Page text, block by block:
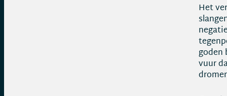
Het
goden
vuur